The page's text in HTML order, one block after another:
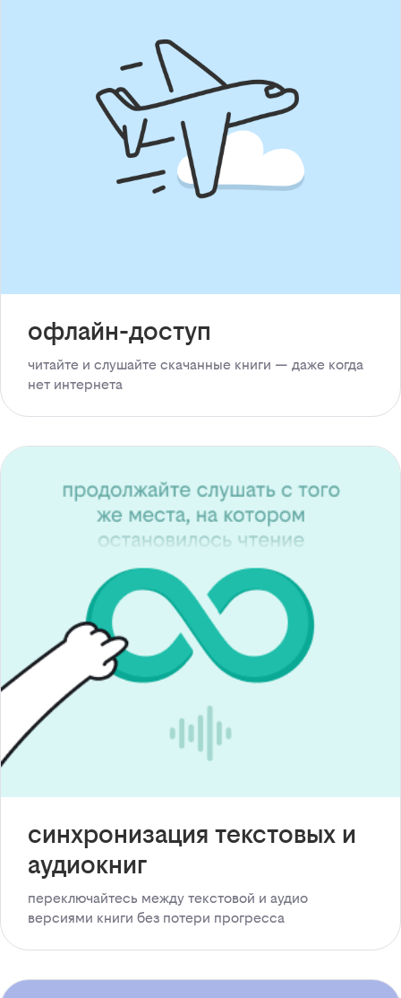
офлайн-доступ
читайте и слушайте скачанные книги — даже когда
нет интернета
синхронизация текстовых и
аудиокниг
переключайтесь между текстовой и аудио
версиями книги без потери прогресса